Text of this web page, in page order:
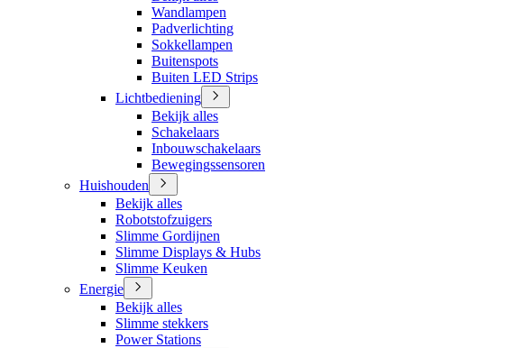
Wandlampen
Padverlichting
Sokkellampen
Buitenspots
Buiten LED Strips
Lichtbediening
Bekijk alles
Schakelaars
Inbouwschakelaars
Bewegingssensoren
Huishouden
Bekijk alles
Robotstofzuigers
Slimme Gordijnen
Slimme Displays & Hubs
Slimme Keuken
Energie
Bekijk alles
Slimme stekkers
Power Stations